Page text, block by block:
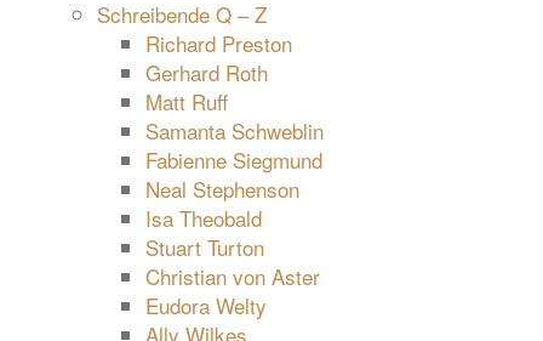
Schreibende Q – Z
Richard Preston
Gerhard Roth
Matt Ruff
Samanta Schweblin
Fabienne Siegmund
Neal Stephenson
Isa Theobald
Stuart Turton
Christian von Aster
Eudora Welty
Ally Wilkes